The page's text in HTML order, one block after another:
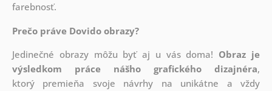
farebnosť.
Prečo práve Dovido obrazy?
Jedinečné obrazy môžu byť aj u vás doma! Obraz je
výsledkom práce nášho grafického dizajnéra,
ktorý premieňa svoje návrhy na unikátne a vždy